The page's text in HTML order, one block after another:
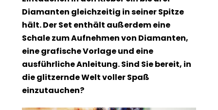
Diamanten gleichzeitig in seiner Spitze
hält. Der Set enthält außerdem eine
Schale zum Aufnehmen von Diamanten,
eine grafische Vorlage und eine
ausführliche Anleitung. Sind Sie bereit, in
die glitzernde Welt voller Spaß
einzutauchen?